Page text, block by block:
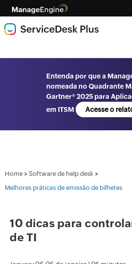
Entenda por que a
nomeada no Quadrante
Gartner® 2025 para
em ITSM
Acesse o
Home > Software de help desk >
Melhores práticas de emissão de bilhetes
10 dicas para
de TI